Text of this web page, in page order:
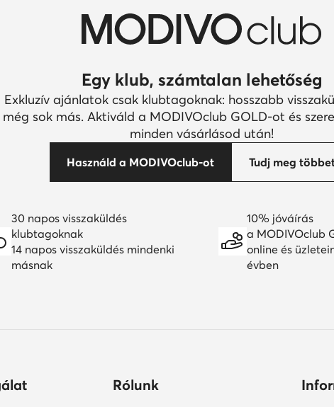
Egy klub, számtalan lehetőség
Exkluzív ajánlatok csak klubtagoknak: hosszabb
még sok más. Aktiváld a MODIVOclub GOLD-ot és
minden vásárlásod után!
Használd a MODIVOclub-ot Tudj meg
30 napos visszaküldés
klubtagoknak
14 napos visszaküldés mindenki
másnak
10% jóváírás
a MODIVOclub
online és
évben
Rólunk